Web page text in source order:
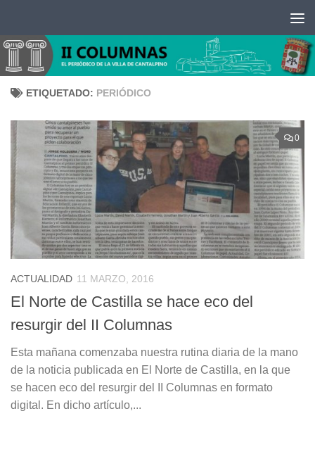
ETIQUETADO: PERIÓDICO
0
ACTUALIDAD 11 MARZO, 2016
El Norte de Castilla se hace eco del
resurgir del II Columnas
Esta mañana comenzaba nuestra rutina diaria de la mano
de la noticia publicada en El Norte de Castilla, en la que
se hacen eco del resurgir del II Columnas en formato
digital. En dicho artículo,...